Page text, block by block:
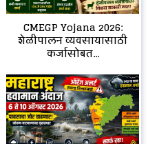
CMEGP Yojana 2026:
शेळीपालन व्यवसायासाठी
कर्जासोबत...